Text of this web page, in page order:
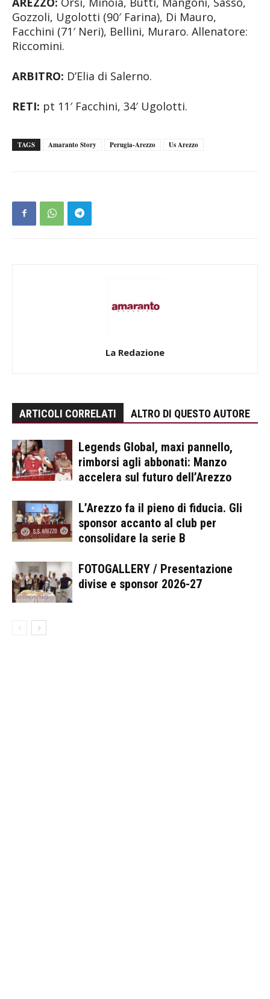
Gozzoli, Ugolotti (90′ Farina), Di Mauro,
Facchini (71′ Neri), Bellini, Muraro. Allenatore:
Riccomini.
ARBITRO: D’Elia di Salerno.
RETI: pt 11′ Facchini, 34′ Ugolotti.
TAGS Amaranto Story Perugia-Arezzo Us Arezzo
La Redazione
ARTICOLI CORRELATI ALTRO DI QUESTO AUTORE
Legends Global, maxi pannello,
rimborsi agli abbonati: Manzo
accelera sul futuro dell’Arezzo
L’Arezzo fa il pieno di fiducia. Gli
sponsor accanto al club per
consolidare la serie B
FOTOGALLERY / Presentazione
divise e sponsor 2026-27